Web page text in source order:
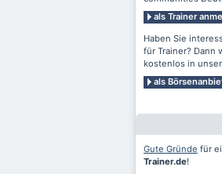
als Trainer
Haben Sie
für Trainer? Dann
kostenlos in
als
Gute Gründe für
Trainer.de!